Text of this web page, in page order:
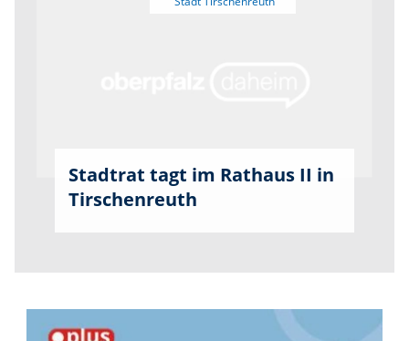
Stadtrat tagt im Rathaus II in
Tirschenreuth